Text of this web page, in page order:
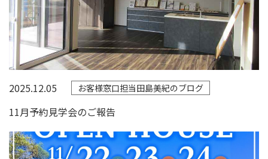
2025.12.05 お客様窓口担当田島美紀のブログ
11月予約見学会のご報告